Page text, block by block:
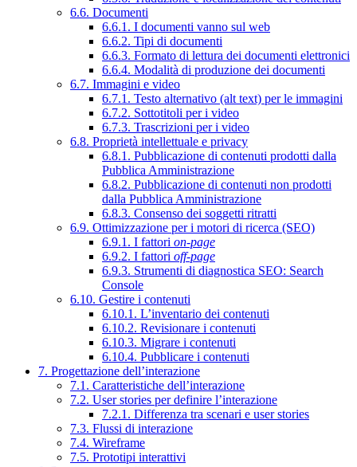
6.6. Documenti
6.6.1. I documenti vanno sul web
6.6.2. Tipi di documenti
6.6.3. Formato di lettura dei documenti elettronici
6.6.4. Modalità di produzione dei documenti
6.7. Immagini e video
6.7.1. Testo alternativo (alt text) per le immagini
6.7.2. Sottotitoli per i video
6.7.3. Trascrizioni per i video
6.8. Proprietà intellettuale e privacy
6.8.1. Pubblicazione di contenuti prodotti dalla
Pubblica Amministrazione
6.8.2. Pubblicazione di contenuti non prodotti
dalla Pubblica Amministrazione
6.8.3. Consenso dei soggetti ritratti
6.9. Ottimizzazione per i motori di ricerca (SEO)
6.9.1. I fattori on-page
6.9.2. I fattori off-page
6.9.3. Strumenti di diagnostica SEO: Search
Console
6.10. Gestire i contenuti
6.10.1. L’inventario dei contenuti
6.10.2. Revisionare i contenuti
6.10.3. Migrare i contenuti
6.10.4. Pubblicare i contenuti
7. Progettazione dell’interazione
7.1. Caratteristiche dell’interazione
7.2. User stories per definire l’interazione
7.2.1. Differenza tra scenari e user stories
7.3. Flussi di interazione
7.4. Wireframe
7.5. Prototipi interattivi